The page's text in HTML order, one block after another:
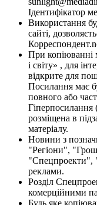
Ідентифікатор
Використання
сайті,
При копіюванні
і світу» , для
відкрите для
Посилання має
повного або
Гіперпосилання
розміщена в
матеріалу.
Новини з
"Регіони",
"Спецпроекти",
реклами.
Розділ
комерційними
Будь яке